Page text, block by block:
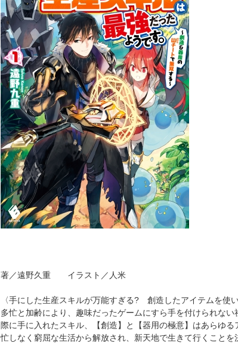
著／遠野久重 イラスト／人米
〈手にした生産スキルが万能すぎる? 創造したアイテムを使い
多忙と加齢により、趣味だったゲームにすら手を付けられな
際に手に入れたスキル、【創造】と【器用の極意】はあらゆ
忙しなく窮屈な生活から解放され、新天地で生きて行くこと